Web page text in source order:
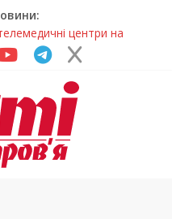
центри на
до опалювального
досліджують місце
(Фото)
шанс на власне